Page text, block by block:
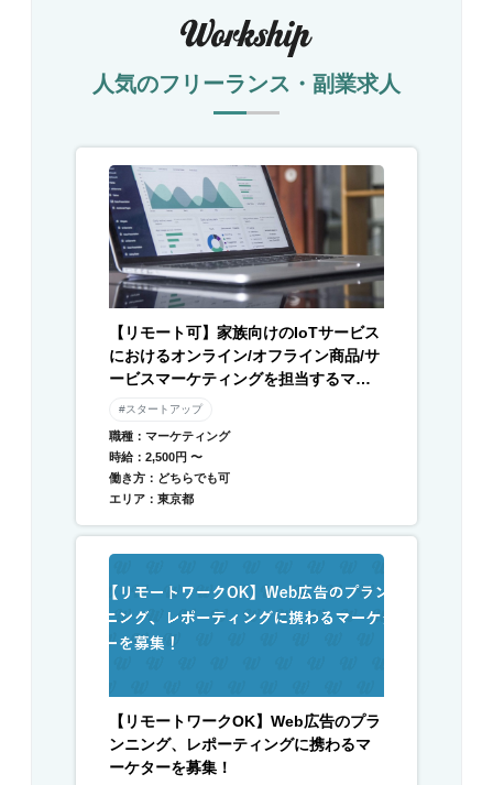
人気のフリーランス・副業求人
【リモート可】家族向けのIoTサービス
におけるオンライン/オフライン商品/サ
ービスマーケティングを担当するマー
ケターを募集
#スタートアップ
職種：マーケティング
時給：2,500円 〜
働き方：どちらでも可
エリア：東京都
【リモートワークOK】Web広告のプラ
ンニング、レポーティングに携わるマ
ーケターを募集！